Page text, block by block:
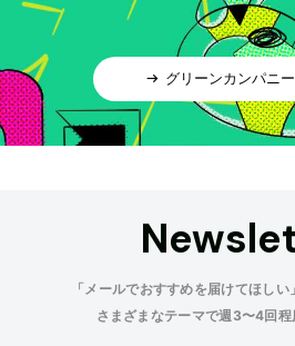
グリーンカンパニ
「メールでおすすめを届けてほしい
さまざまなテーマで週3〜4回程